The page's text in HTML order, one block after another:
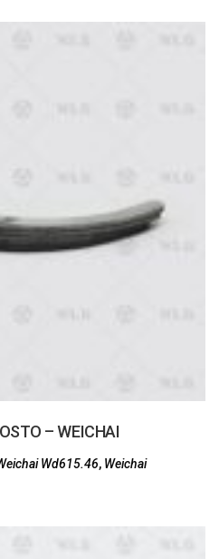
– WEICHAI
Wd615.46, Weichai